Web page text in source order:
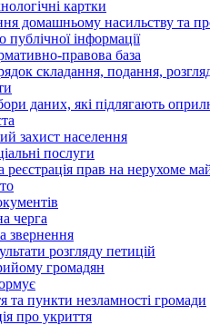
картки
домашньому насильству та
публічної інформації
правова база
складання, подання,
даних, які підлягають
захист населення
послуги
реєстрація прав на нерухоме
черга
звернення
розгляду петицій
громадян
та пункти незламності громади
про укриття